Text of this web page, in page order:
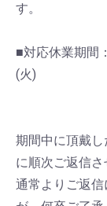
す。
■対応休業期間
(火)
5月3日(
期間中に頂戴
に順次ご返信さ
通常よりご返